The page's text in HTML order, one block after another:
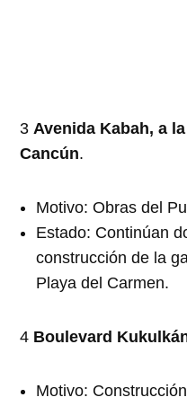
3Avenida Kabah, a
Cancún.
Motivo: Obras del
Estado: Continúan
construcción de la
Playa del Carmen.
4 Boulevard
Motivo: